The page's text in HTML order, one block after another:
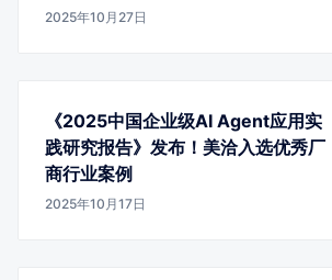
2025年10月27日
《2025中国企业级AI Agent应用实
践研究报告》发布！美洽入选优秀厂
商行业案例
2025年10月17日